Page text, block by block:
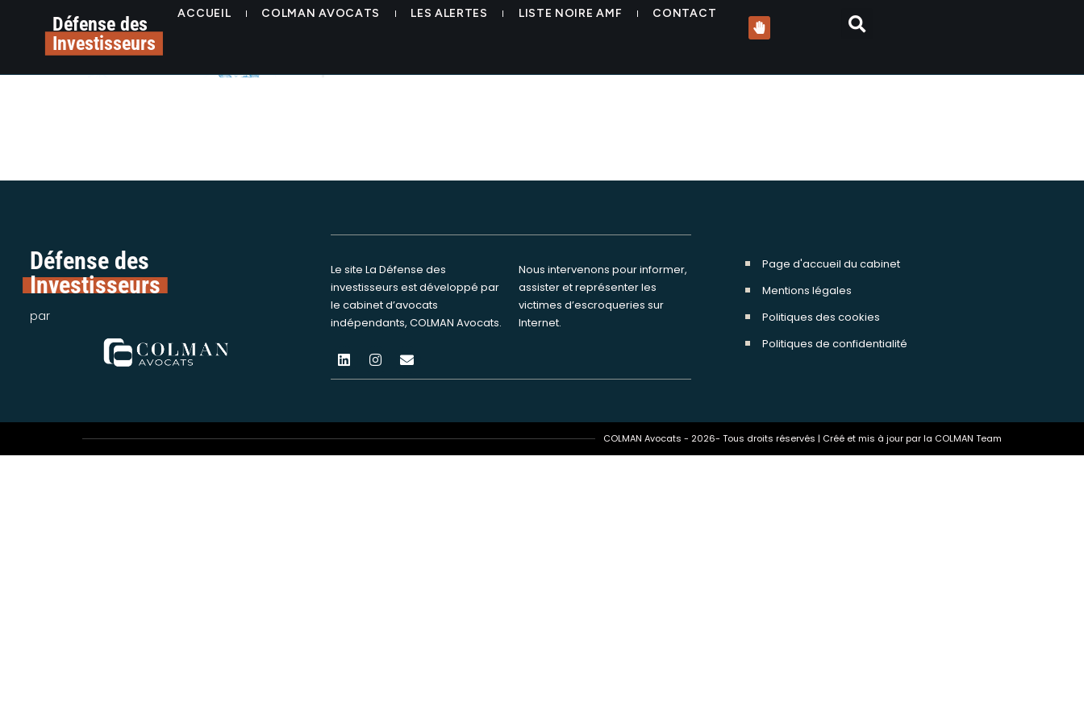
Défense des
Investisseurs
ACCUEIL COLMAN AVOCATS LES ALERTES LISTE NOIRE AMF CONTACT
image-7
Défense des
Investisseurs
par
Le site La Défense des
investisseurs est développé par
le cabinet d’avocats
indépendants, COLMAN Avocats.
Nous intervenons pour informer,
assister et représenter les
victimes d’escroqueries sur
Internet.
Page d'accueil du cabinet
Mentions légales
Politiques des cookies
Politiques de confidentialité
COLMAN Avocats - 2026- Tous droits réservés | Créé et mis à jour par la COLMAN Team